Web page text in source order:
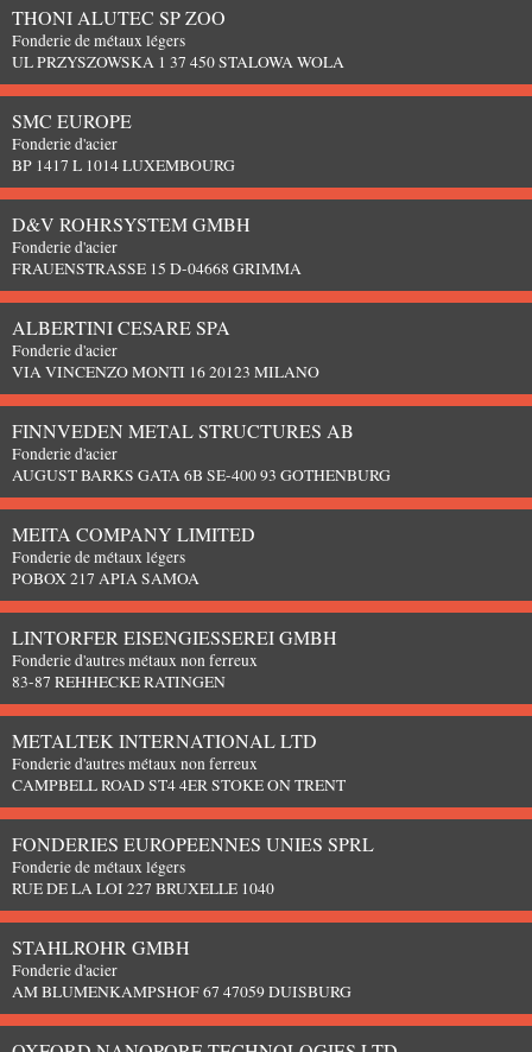
THONI ALUTEC SP ZOO
Fonderie de métaux légers
UL PRZYSZOWSKA 1 37 450 STALOWA WOLA
SMC EUROPE
Fonderie d'acier
BP 1417 L 1014 LUXEMBOURG
D&V ROHRSYSTEM GMBH
Fonderie d'acier
FRAUENSTRASSE 15 D-04668 GRIMMA
ALBERTINI CESARE SPA
Fonderie d'acier
VIA VINCENZO MONTI 16 20123 MILANO
FINNVEDEN METAL STRUCTURES AB
Fonderie d'acier
AUGUST BARKS GATA 6B SE-400 93 GOTHENBURG
MEITA COMPANY LIMITED
Fonderie de métaux légers
POBOX 217 APIA SAMOA
LINTORFER EISENGIESSEREI GMBH
Fonderie d'autres métaux non ferreux
83-87 REHHECKE RATINGEN
METALTEK INTERNATIONAL LTD
Fonderie d'autres métaux non ferreux
CAMPBELL ROAD ST4 4ER STOKE ON TRENT
FONDERIES EUROPEENNES UNIES SPRL
Fonderie de métaux légers
RUE DE LA LOI 227 BRUXELLE 1040
STAHLROHR GMBH
Fonderie d'acier
AM BLUMENKAMPSHOF 67 47059 DUISBURG